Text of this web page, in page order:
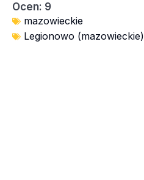
Ocen: 9
mazowieckie
Legionowo (mazowieckie)